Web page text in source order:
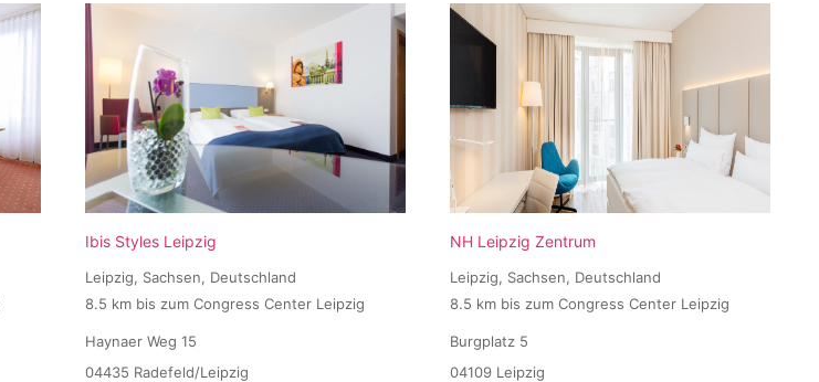
Ibis Styles Leipzig
Leipzig, Sachsen, Deutschland
8.5 km bis zum Congress Center Leipzig
Haynaer Weg 15
04435 Radefeld/Leipzig
NH Leipzig Zentrum
Leipzig, Sachsen, Deutschland
8.5 km bis zum Congress Center Leipzig
Burgplatz 5
04109 Leipzig